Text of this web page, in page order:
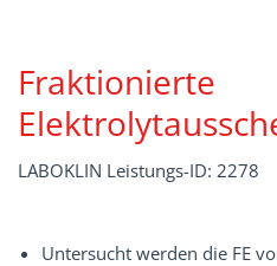
Fraktionierte
LABOKLIN Leistungs-ID: 2278
Untersucht werden die FE